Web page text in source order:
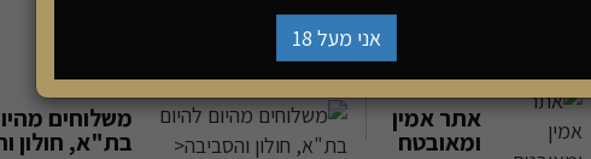
למה להזמין מאיתנו?
אתר אמין
ומאובטח
משלוחים
בת"א, חולון
אני מעל 18